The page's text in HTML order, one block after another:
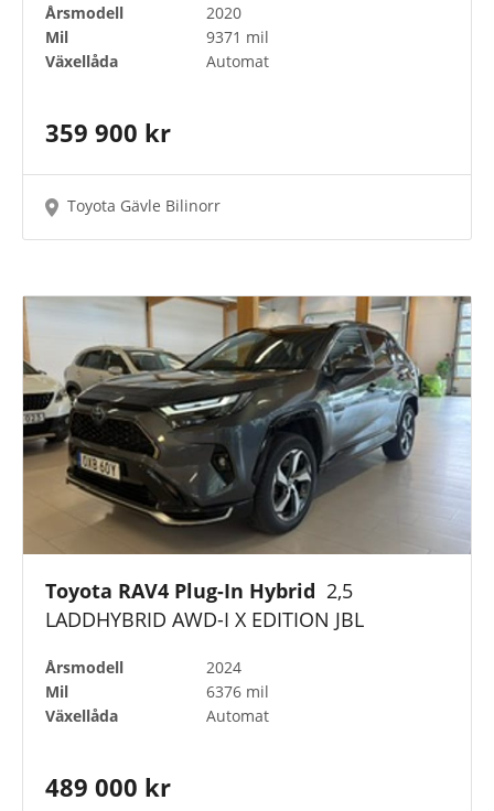
Toyota Approved Used
Årsmodell
2020
Mil
9371 mil
Växellåda
Automat
359 900 kr
Toyota Gävle Bilinorr
Toyota RAV4 Plug-In Hybrid 2,5
LADDHYBRID AWD-I X EDITION JBL
Årsmodell
2024
Mil
6376 mil
Växellåda
Automat
489 000 kr